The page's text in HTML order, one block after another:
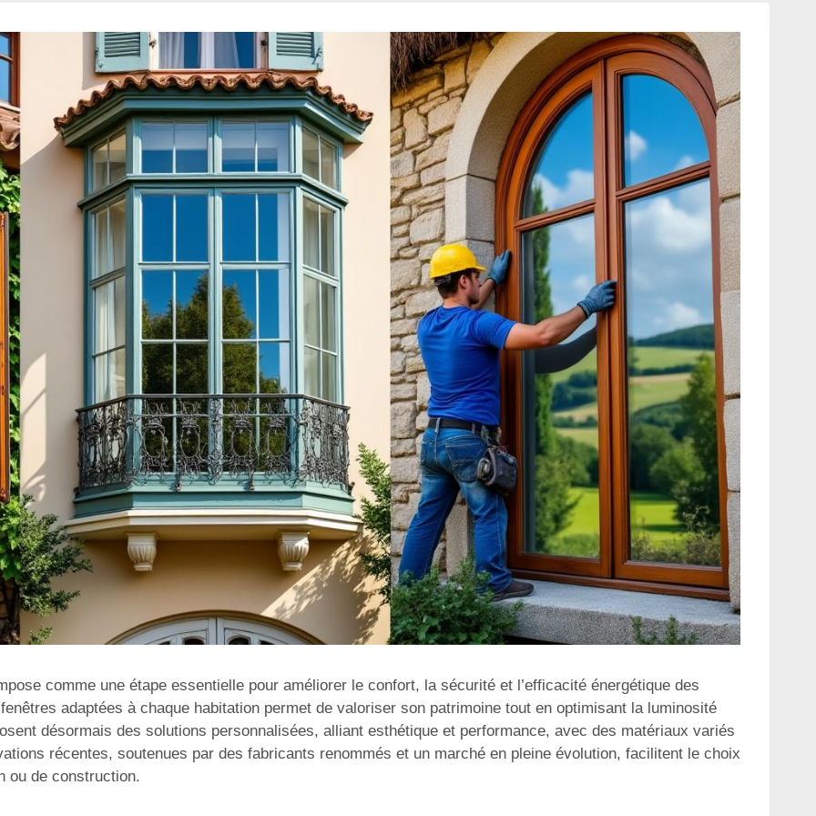
comme une étape essentielle pour améliorer le confort, la sécurité et l’efficacité énergétique des
adaptées à chaque habitation permet de valoriser son patrimoine tout en optimisant la luminosité
désormais des solutions personnalisées, alliant esthétique et performance, avec des matériaux variés
récentes, soutenues par des fabricants renommés et un marché en pleine évolution, facilitent le choix
ou de construction.